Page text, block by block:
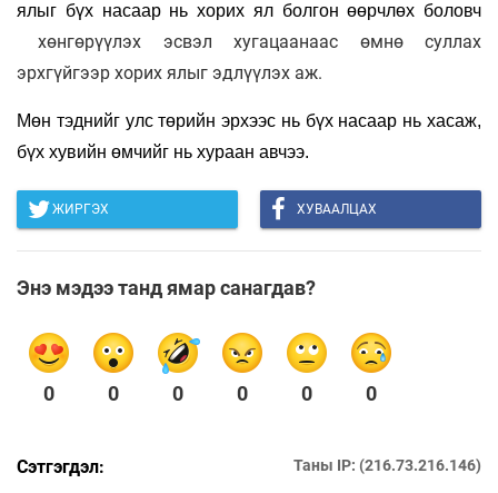
ялыг бүх насаар нь хорих ял болгон өөрчлөх боловч
хөнгөрүүлэх эсвэл хугацаанаас өмнө суллах
эрхгүйгээр хорих ялыг эдлүүлэх аж.
Мөн тэднийг улс төрийн эрхээс нь бүх насаар нь хасаж,
бүх хувийн өмчийг нь хураан авчээ.
ЖИРГЭХ ХУВААЛЦАХ
Энэ мэдээ танд ямар санагдав?
0 0 0 0 0 0
Сэтгэгдэл: Таны IP: (216.73.216.146)